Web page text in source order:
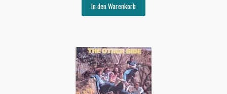
war:
€13,00€3,00.
In den Warenkorb